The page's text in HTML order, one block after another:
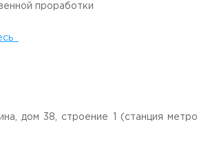
проработки
дом 38, строение 1 (станция метро